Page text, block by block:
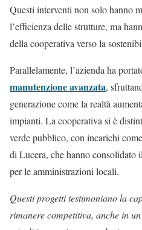
Questi interventi non solo hanno
l’efficienza delle strutture, ma
della cooperativa verso la
Parallelamente, l’azienda ha
manutenzione avanzata,
generazione come la realtà
impianti. La cooperativa si è
verde pubblico, con incarichi
di Lucera, che hanno consolidato
per le amministrazioni locali.
Questi progetti testimoniano la
rimanere competitiva, anche in